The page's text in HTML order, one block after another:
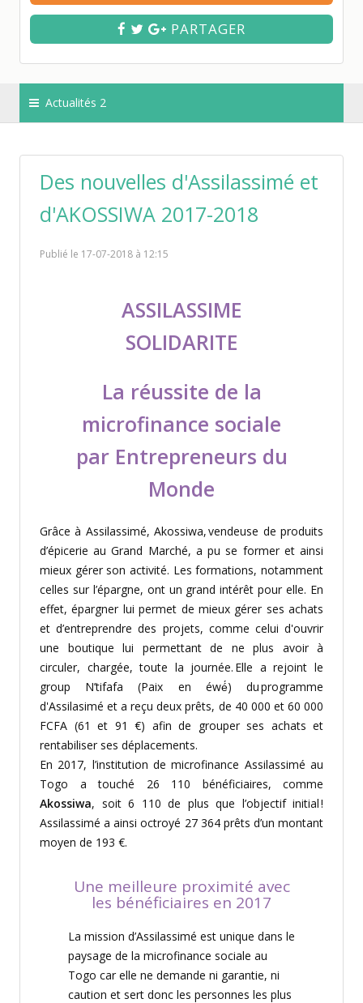
PARTAGER
Actualités 2
Des nouvelles d'Assilassimé et
d'AKOSSIWA 2017-2018
Publié le 17-07-2018 à 12:15
ASSILASSIME
SOLIDARITE
La réussite de la
microfinance sociale
par Entrepreneurs du
Monde
Grâce à Assilassimé,Akossiwa,vendeuse de produits
d’épicerie au Grand Marché, a puse former etainsi
mieux gérer son activité. Les formations, notamment
celles sur l’épargne, ontun grand intérêt pour elle. En
effet, épargner lui permet de mieux gérer ses achats
et d’entreprendre des projets, comme celui d'ouvrir
une boutique lui permettant de ne plus avoir à
circuler, chargée, toute la journée. Elle arejoint le
group N’tifafa (Paix en éwé́) du programme
d'Assilasimé et areçu deuxprêts, de 40 000 et 60 000
FCFA (61 et 91 €) afin de grouper ses achats et
rentabiliser ses déplacements.
En 2017, l’institution de microfinance Assilassimé au
Togo atouché 26 110 bénéficiaires, comme
Akossiwa, soit 6 110 de plus que l’objectifinitial!
Assilassimé a ainsi octroyé 27 364 prêts d’un montant
moyen de 193 €.
Une meilleure proximité avec
les bénéficiaires en 2017
La mission d’Assilassimé est unique dans le
paysage de la microfinance sociale au
Togo car elle ne demande ni garantie, ni
caution et sert donc les personnes les plus